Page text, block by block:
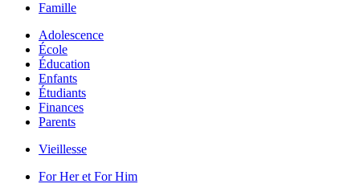
Famille
Adolescence
École
Éducation
Enfants
Étudiants
Finances
Parents
Vieillesse
For Her et For Him